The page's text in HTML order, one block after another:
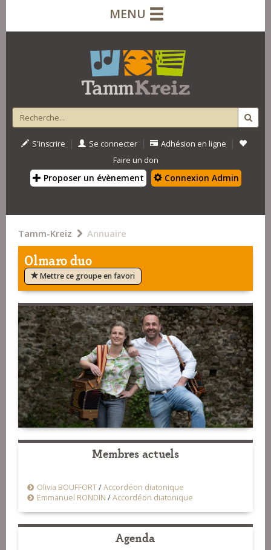
MENU
S'inscrire | Se connecter | Adhésion en ligne |
Faire un don
Proposer un évènement Connexion Admin
Tamm-Kreiz Annuaire
Olmaro duo
Mettre ce groupe en favori
Membres actuels
Olivia BOUFFORT/Accordéon diatonique
Emmanuel RONDIN /Accordéon diatonique
Agenda